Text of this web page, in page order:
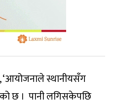
स्थानीयसँग
छ । पानी लगिसकेपछि